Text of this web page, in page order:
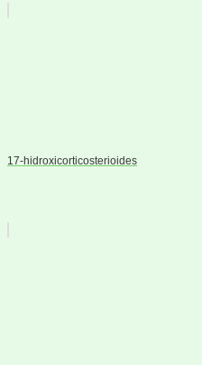
17-hidroxicorticosterioides